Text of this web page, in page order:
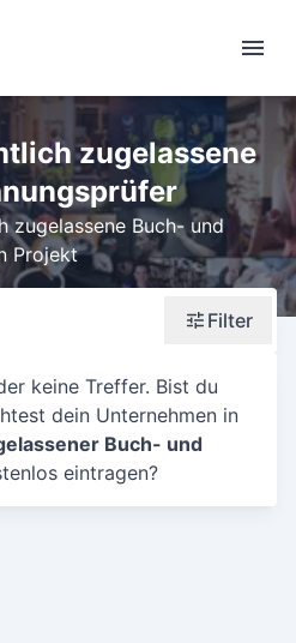
zugelassene
zugelassene Buch- und
Projekt
Filter
keine Treffer. Bist du
dein Unternehmen in
Buch- und
eintragen?